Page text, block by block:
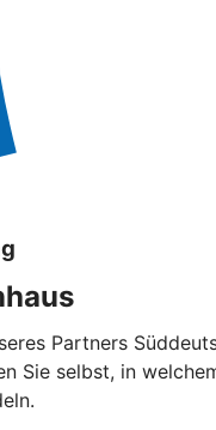
Partners
Sie selbst, in